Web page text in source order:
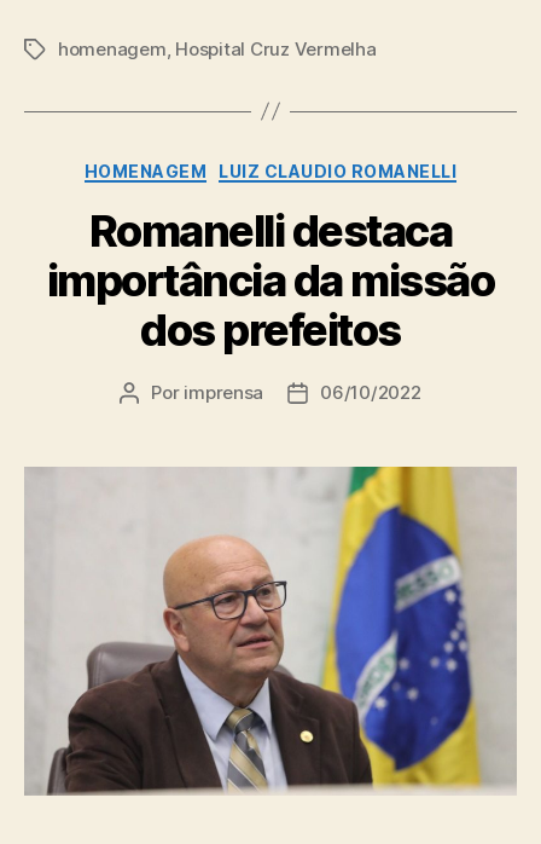
Tagshomenagem, Hospital Cruz Vermelha
Categorias
HOMENAGEM LUIZ CLAUDIO ROMANELLI
Romanelli destaca
importância da missão
dos prefeitos
Autor
Por imprensa
Data06/10/2022